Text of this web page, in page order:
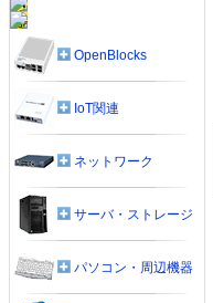
OpenBlocks
IoT関連
ネットワーク
サーバ・ストレージ
パソコン・周辺機器